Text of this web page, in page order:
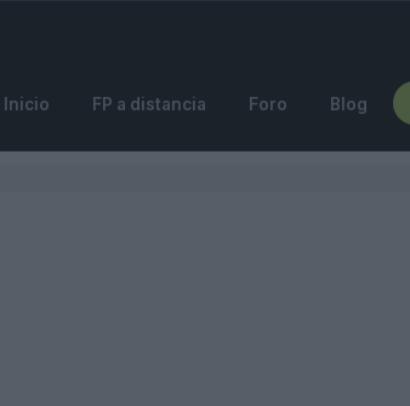
Inicio FP a distancia Foro Blog